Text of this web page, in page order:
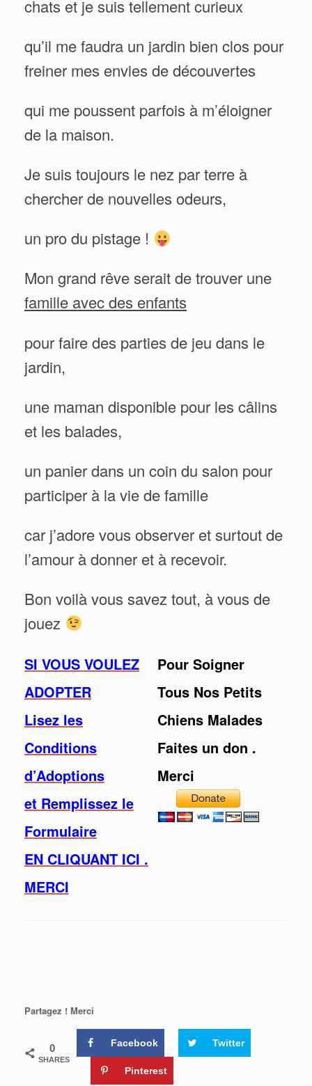
chats et je suis tellement curieux
qu’il me faudra un jardin bien clos pour
freiner mes envies de découvertes
qui me poussent parfois à m’éloigner
de la maison.
Je suis toujours le nez par terre à
chercher de nouvelles odeurs,
un pro du pistage !
Mon grand rêve serait de trouver une
famille avec des enfants
pour faire des parties de jeu dans le
jardin,
une maman disponible pour les câlins
et les balades,
un panier dans un coin du salon pour
participer à la vie de famille
car j’adore vous observer et surtout de
l’amour à donner et à recevoir.
Bon voilà vous savez tout, à vous de
jouez
SI VOUS VOULEZ
ADOPTER
Lisez les
Conditions
d’Adoptions
et Remplissez le
Formulaire
EN CLIQUANT ICI .
MERCI
Pour Soigner
Tous Nos Petits
Chiens Malades
Faites un don .
Merci
Partagez ! Merci
0
SHARES
Facebook Twitter
Pinterest